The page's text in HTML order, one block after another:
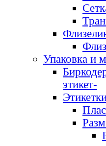
Упаковка и
этикет-